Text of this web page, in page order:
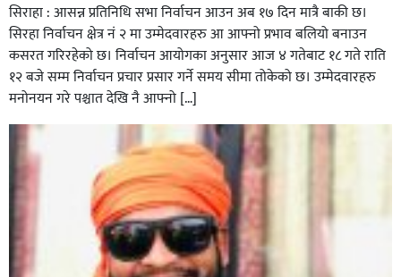
सिराहा : आसन्न प्रतिनिधि सभा निर्वाचन आउन अब १७ दिन मात्रै बाकी छ।
सिरहा निर्वाचन क्षेत्र नं २ मा उम्मेदवारहरु आ आफ्नो प्रभाव बलियो बनाउन
कसरत गरिरहेको छ। निर्वाचन आयोगका अनुसार आज ४ गतेबाट १८ गते राति
१२ बजे सम्म निर्वाचन प्रचार प्रसार गर्ने समय सीमा तोकेको छ। उम्मेदवारहरु
मनोनयन गरे पश्चात देखि नै आफ्नो […]